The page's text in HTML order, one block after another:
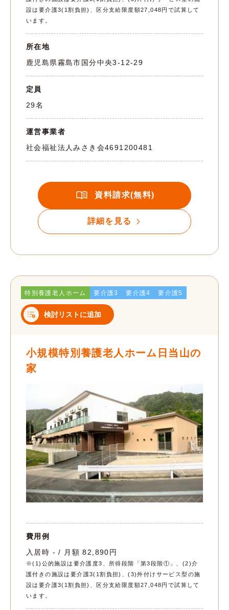
設は要介護3(1割負担)、区分支給限度額27,048円で試算して
います。
所在地
鹿児島県霧島市国分中央3-12-29
定員
29名
運営事業者
社会福祉法人みさき会4691200481
資料請求(無料)
詳細を見る
特別養護老人ホーム 要介護3 要介護4 要介護5
検討リストに追加
小規模特別養護老人ホーム日当山の
家
費用例
入居時 - / 月額 82,890円
※(1)公的施設は要介護度3、所得段階「第3段階①」、(2)介
護付きの施設は要介護3(1割負担)、(3)外付けサービス型の施
設は要介護3(1割負担)、区分支給限度額27,048円で試算して
います。